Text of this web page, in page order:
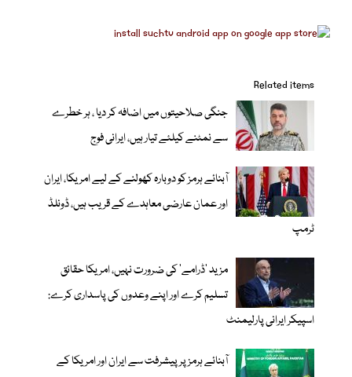
Related items
جنگی صلاحیتوں میں اضافہ کر دیا ، ہر خطرے
سے نمٹنے کیلئے تیار ہیں، ایرانی فوج
آبنائے ہرمز کو دوبارہ کھولنے کے لیے امریکا، ایران
اور عمان عارضی معاہدے کے قریب ہیں، ڈونلڈ
ٹرمپ
مزید 'ڈرامے' کی ضرورت نہیں، امریکا حقائق
تسلیم کرے اور اپنے وعدوں کی پاسداری کرے:
اسپیکر ایرانی پارلیمنٹ
آبنائے ہرمز پر پیشرفت سے ایران اور امریکا کے